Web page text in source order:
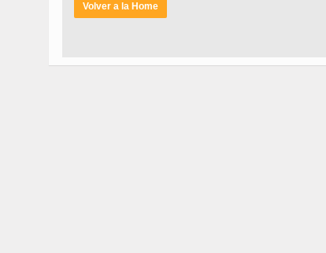
Volver a la Home